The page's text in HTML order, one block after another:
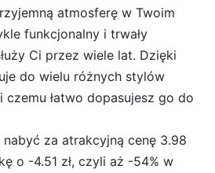
atmosferę w Twoim
funkcjonalny i trwały
Ci przez wiele lat. Dzięki
do wielu różnych stylów
czemu łatwo dopasujesz go do
za atrakcyjną cenę 3.98
o -4.51 zł, czyli aż -54% w